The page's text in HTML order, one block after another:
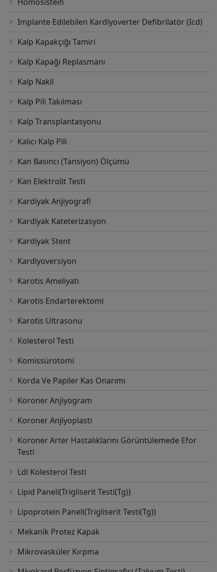
Implante Edilebilen Kardiyoverter Defibrilatör (Icd)
Kalp Kapakçığı Tamiri
Kalp Kapağı Replasmanı
Kalp Nakli
Kalp Pili Takılması
Kalp Transplantasyonu
Kalıcı Kalp Pili
Kan Basıncı (Tansiyon) Ölçümü
Kan Elektrolit Testi
Kardiyak Anjiyografi
Kardiyak Kateterizasyon
Kardiyak Stent
Kardiyoversiyon
Karotis Ameliyatı
Karotis Endarterektomi
Karotis Ultrasonu
Kolesterol Testi
Komissürotomi
Korda Ve Papiler Kas Onarımı
Koroner Anjiyogram
Koroner Anjiyoplasti
Koroner Arter Hastalıklarını Görüntülemede Efor
Testi
Ldl Kolesterol Testi
Lipid Paneli(Trigliserit Testi(Tg))
Lipoprotein Paneli(Trigliserit Testi(Tg))
Mekanik Protez Kapak
Mikrovasküler Kırpma